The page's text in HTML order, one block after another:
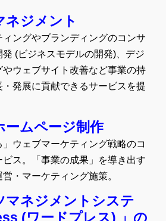
ネジメント
ングやブランディングのコンサ
(ビジネスモデルの開発)、デジ
やウェブサイト改善など事業の持
発展に貢献できるサービスを提
ームページ制作
」ウェブマーケティング戦略のコ
ス。「事業の成果」を導き出す
・マーケティング施策。
マネジメントシステ
(ワードプレス) 」の